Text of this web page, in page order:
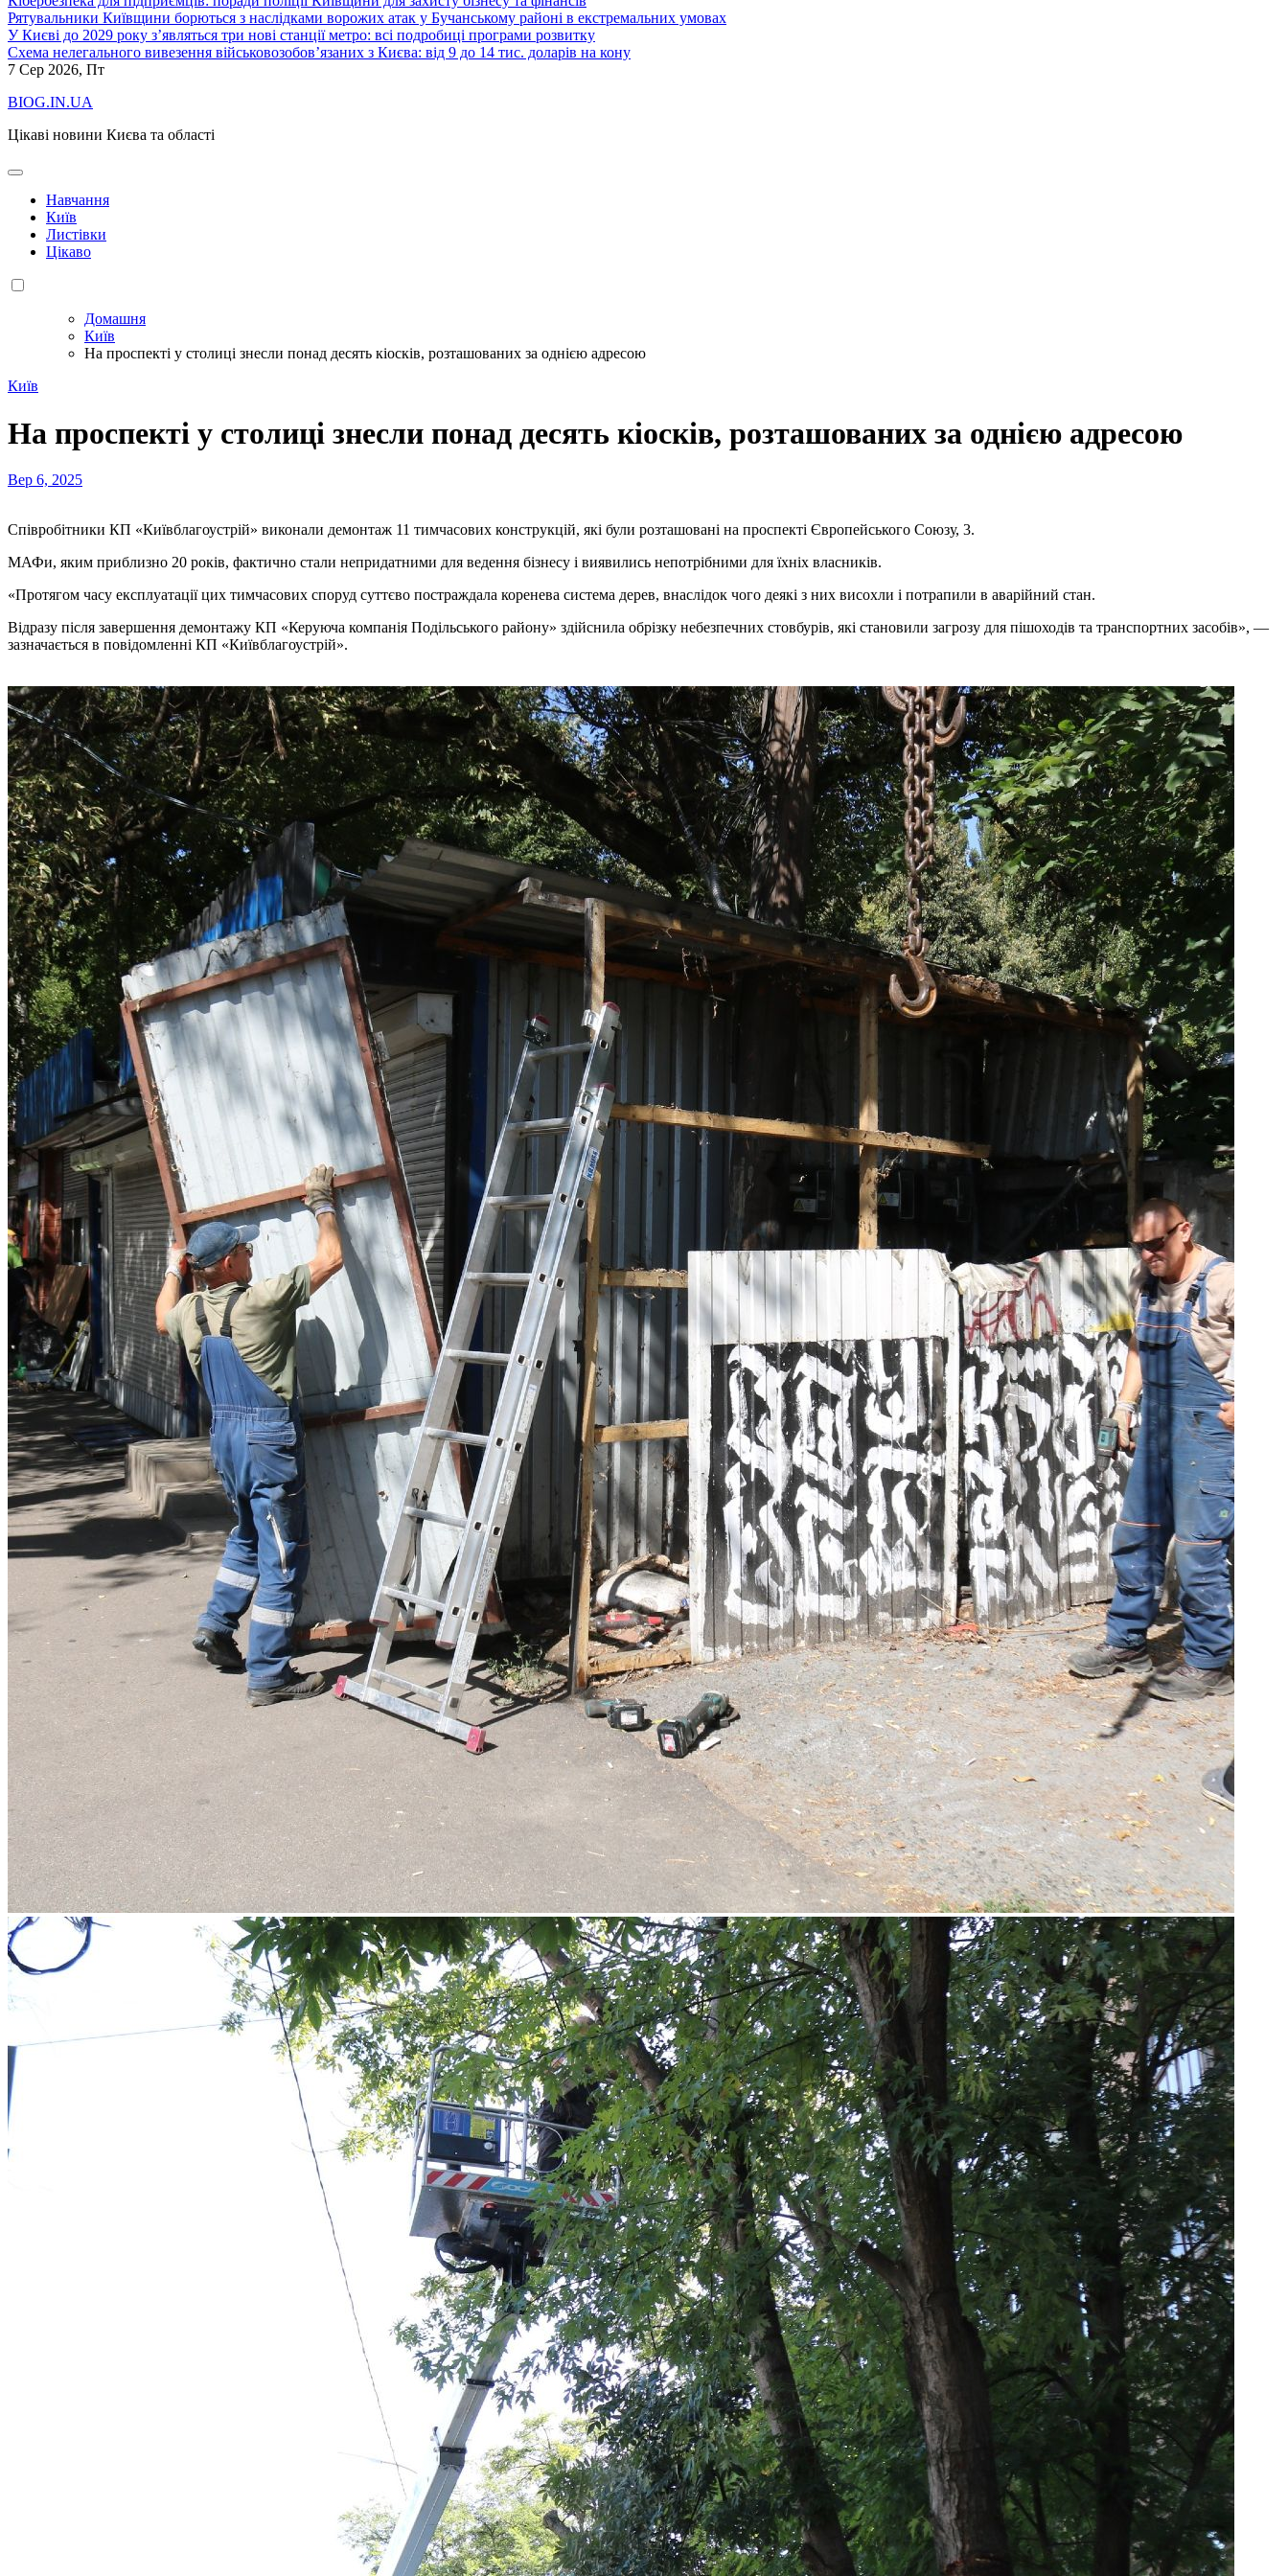
Рятувальники Київщини борються з наслідками ворожих атак у Бучанському районі в екстремальних умовах
У Києві до 2029 року з’являться три нові станції метро: всі подробиці програми розвитку
Схема нелегального вивезення військовозобов’язаних з Києва: від 9 до 14 тис. доларів на кону
7 Сер 2026, Пт
BIOG.IN.UA
Цікаві новини Києва та області
Навчання
Київ
Листівки
Цікаво
Домашня
Київ
На проспекті у столиці знесли понад десять кіосків, розташованих за однією адресою
Київ
На проспекті у столиці знесли понад десять кіосків, розташованих за однією адресою
Вер 6, 2025
Співробітники КП «Київблагоустрій» виконали демонтаж 11 тимчасових конструкцій, які були розташовані на проспекті Європейського Союзу, 3.
МАФи, яким приблизно 20 років, фактично стали непридатними для ведення бізнесу і виявились непотрібними для їхніх власників.
«Протягом часу експлуатації цих тимчасових споруд суттєво постраждала коренева система дерев, внаслідок чого деякі з них висохли і потрапили в аварійний стан.
Відразу після завершення демонтажу КП «Керуюча компанія Подільського району» здійснила обрізку небезпечних стовбурів, які становили загрозу для пішоходів та транспортних засобів», —
зазначається в повідомленні КП «Київблагоустрій».